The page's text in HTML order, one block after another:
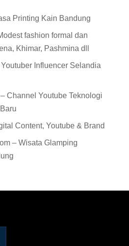
Printing Kain Bandung
fashion formal dan
Khimar, Pashmina dll
Influencer Selandia
Channel Youtube Teknologi
Content, Youtube & Brand
– Wisata Glamping